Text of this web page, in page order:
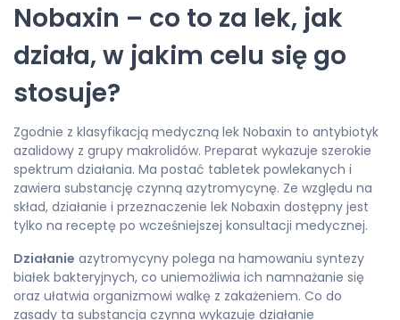
Nobaxin – co to za lek, jak
działa, w jakim celu się go
stosuje?
Zgodnie z klasyfikacją medyczną lek Nobaxin to antybiotyk
azalidowy z grupy makrolidów. Preparat wykazuje szerokie
spektrum działania. Ma postać tabletek powlekanych i
zawiera substancję czynną azytromycynę. Ze względu na
skład, działanie i przeznaczenie lek Nobaxin dostępny jest
tylko na receptę po wcześniejszej konsultacji medycznej.
Działanie azytromycyny polega na hamowaniu syntezy
białek bakteryjnych, co uniemożliwia ich namnażanie się
oraz ułatwia organizmowi walkę z zakażeniem. Co do
zasady ta substancja czynna wykazuje działanie